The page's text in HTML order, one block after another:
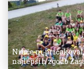
Nihče ni
najlepših zgodb